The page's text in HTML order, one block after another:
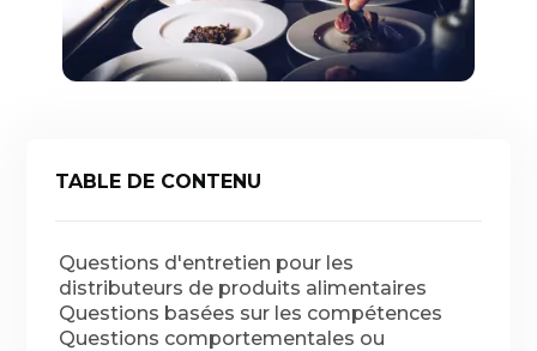
TABLE DE CONTENU
Questions d'entretien pour les
distributeurs de produits alimentaires
Questions basées sur les compétences
Questions comportementales ou